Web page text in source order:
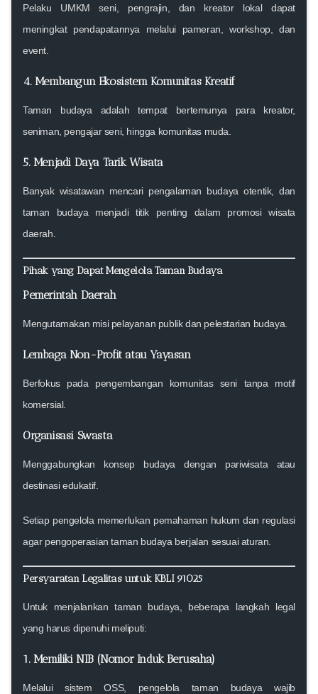
Pelaku UMKM seni, pengrajin, dan kreator lokal dapat
meningkat pendapatannya melalui pameran, workshop, dan
event.
4. Membangun Ekosistem Komunitas Kreatif
Taman budaya adalah tempat bertemunya para kreator,
seniman, pengajar seni, hingga komunitas muda.
5. Menjadi Daya Tarik Wisata
Banyak wisatawan mencari pengalaman budaya otentik, dan
taman budaya menjadi titik penting dalam promosi wisata
daerah.
Pihak yang Dapat Mengelola Taman Budaya
Pemerintah Daerah
Mengutamakan misi pelayanan publik dan pelestarian budaya.
Lembaga Non-Profit atau Yayasan
Berfokus pada pengembangan komunitas seni tanpa motif
komersial.
Organisasi Swasta
Menggabungkan konsep budaya dengan pariwisata atau
destinasi edukatif.
Setiap pengelola memerlukan pemahaman hukum dan regulasi
agar pengoperasian taman budaya berjalan sesuai aturan.
Persyaratan Legalitas untuk KBLI 91025
Untuk menjalankan taman budaya, beberapa langkah legal
yang harus dipenuhi meliputi:
1. Memiliki NIB (Nomor Induk Berusaha)
Melalui sistem OSS, pengelola taman budaya wajib